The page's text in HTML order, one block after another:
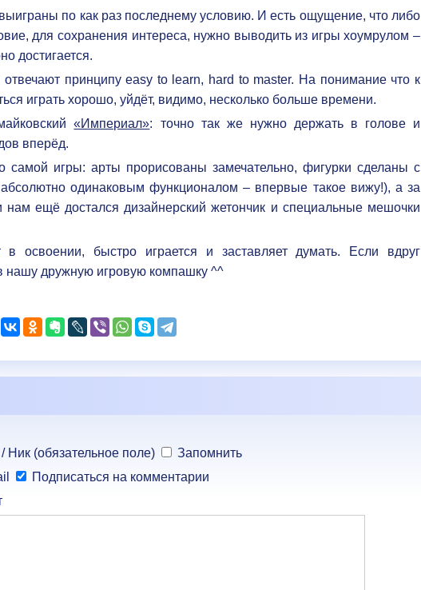
по как раз последнему условию. И есть ощущение, что либо
для сохранения интереса, нужно выводить из игры хоумрулом –
достигается.
отвечают принципу easy to learn, hard to master. На понимание что к
играть хорошо, уйдёт, видимо, несколько больше времени.
«Империал»: точно так же нужно держать в голове и
вперёд.
самой игры: арты прорисованы замечательно, фигурки сделаны с
одинаковым функционалом – впервые такое вижу!), а за
нам ещё достался дизайнерский жетончик и специальные мешочки
освоении, быстро играется и заставляет думать. Если вдруг
нашу дружную игровую компашку ^^
Ник (обязательное поле)
Запомнить
Подписаться на комментарии